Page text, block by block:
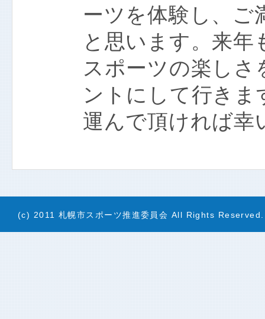
ーツを体験し、ご
と思います。来年
スポーツの楽しさ
ントにして行きま
運んで頂ければ幸
(c) 2011 札幌市スポーツ推進委員会 All Rights Reserved.